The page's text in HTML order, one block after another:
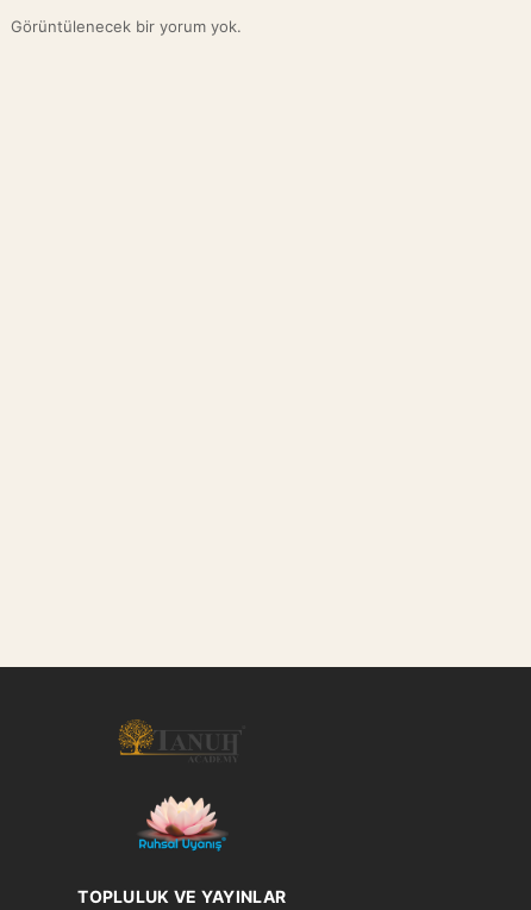
Görüntülenecek bir yorum yok.
TOPLULUK VE YAYINLAR